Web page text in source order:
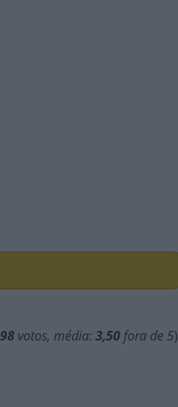
98 votos, média: 3,50 fora de 5)